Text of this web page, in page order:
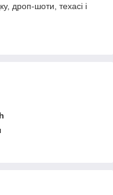
дроп-шоти, техасі і